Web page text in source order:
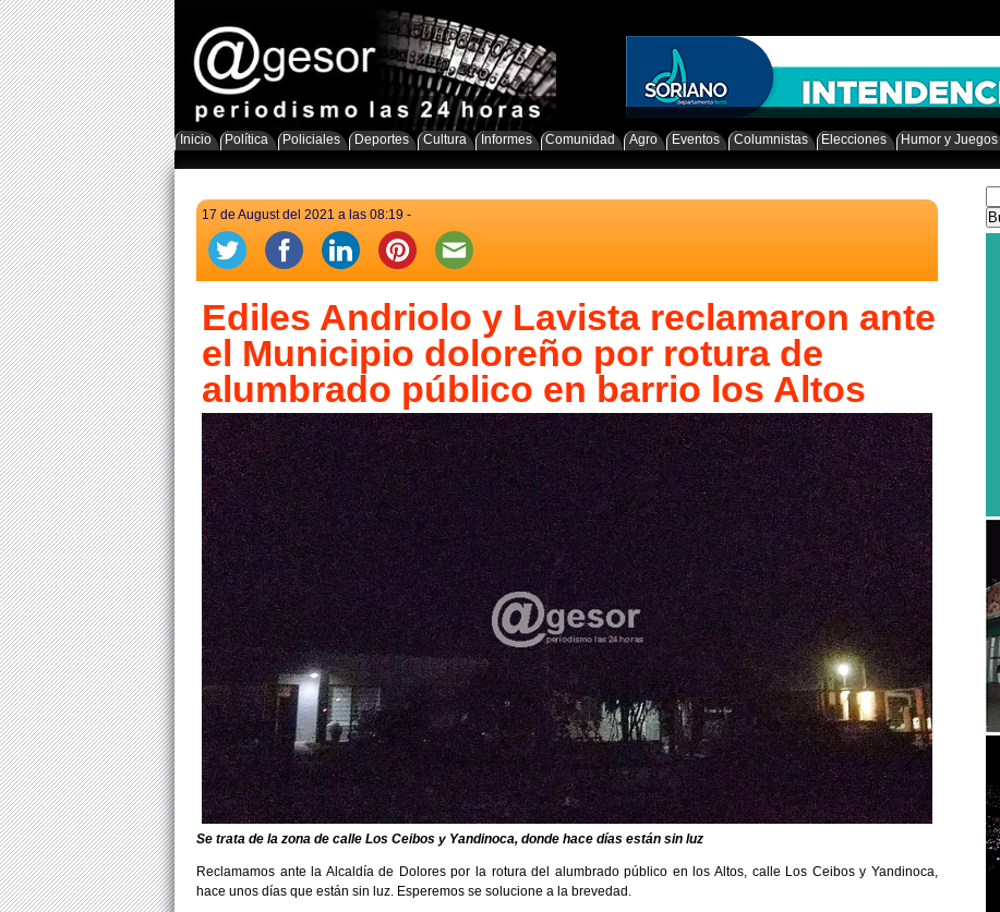
Inicio Política Policiales Deportes Cultura Informes Comunidad Agro Eventos Columnistas Elecciones Humor y Juegos
17 de August del 2021 a las 08:19 -
Ediles Andriolo y Lavista reclamaron ante
el Municipio doloreño por rotura de
alumbrado público en barrio los Altos
Se trata de la zona de calle Los Ceibos y Yandinoca, donde hace días están sin luz
Reclamamos ante la Alcaldía de Dolores por la rotura del alumbrado público en los Altos, calle Los Ceibos y Yandinoca,
hace unos días que están sin luz. Esperemos se solucione a la brevedad.